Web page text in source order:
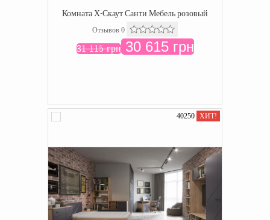
Комната Х-Скаут Санти Мебель розовый
Отзывов 0
31 115 грн30 615 грн
40250 ХИТ!